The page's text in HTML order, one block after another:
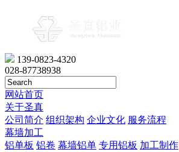
139-0823-4320
028-87738938
网站首页
关于圣真
公司简介 组织架构 企业文化 服务流程
幕墙加工
铝单板 铝卷 幕墙铝单 专用铝板 加工制作